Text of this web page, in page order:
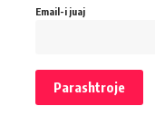
Email-i juaj